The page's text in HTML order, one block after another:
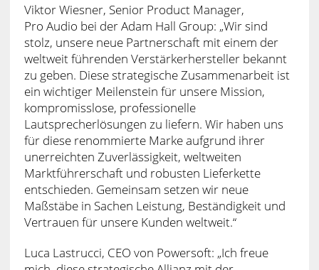
Viktor Wiesner, Senior Product Manager,
Pro Audio bei der Adam Hall Group: „Wir sind
stolz, unsere neue Partnerschaft mit einem der
weltweit führenden Verstärkerhersteller bekannt
zu geben. Diese strategische Zusammenarbeit ist
ein wichtiger Meilenstein für unsere Mission,
kompromisslose, professionelle
Lautsprecherlösungen zu liefern. Wir haben uns
für diese renommierte Marke aufgrund ihrer
unerreichten Zuverlässigkeit, weltweiten
Marktführerschaft und robusten Lieferkette
entschieden. Gemeinsam setzen wir neue
Maßstäbe in Sachen Leistung, Beständigkeit und
Vertrauen für unsere Kunden weltweit.“
Luca Lastrucci, CEO von Powersoft: „Ich freue